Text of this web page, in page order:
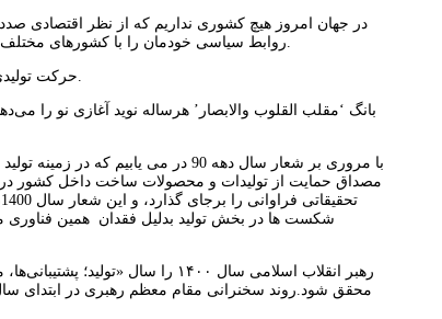
در جهان امروز هیچ کشوری نداریم که از نظر اقتصادی
بانگ ‘مقلب القلوب والابصار’ هرساله نوید آغازی نو
با مروری بر شعار سال دهه 90 در می
مصداق حمایت از تولیدات و محصولات ساخت داخل كشور در
شکست ها در بخش تولید بدلیل فقدان همین فناوری
رهبر انقلاب اسلامی سال ۱۴۰۰ را